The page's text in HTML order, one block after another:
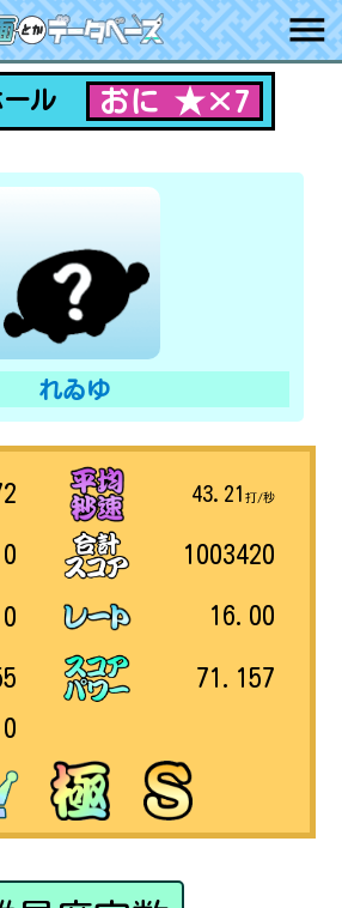
ル おに ★×7
れゐゆ
0
0
43.21打/秒
1003420
16.00
71.157